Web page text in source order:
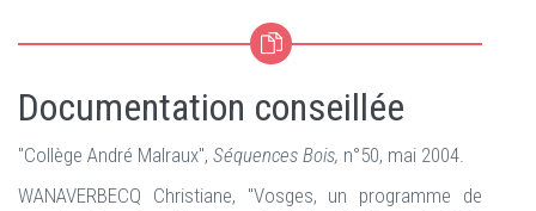
Documentation conseillée
"Collège André Malraux", Séquences Bois, n°50, mai 2004.
WANAVERBECQ Christiane, "Vosges, un programme de